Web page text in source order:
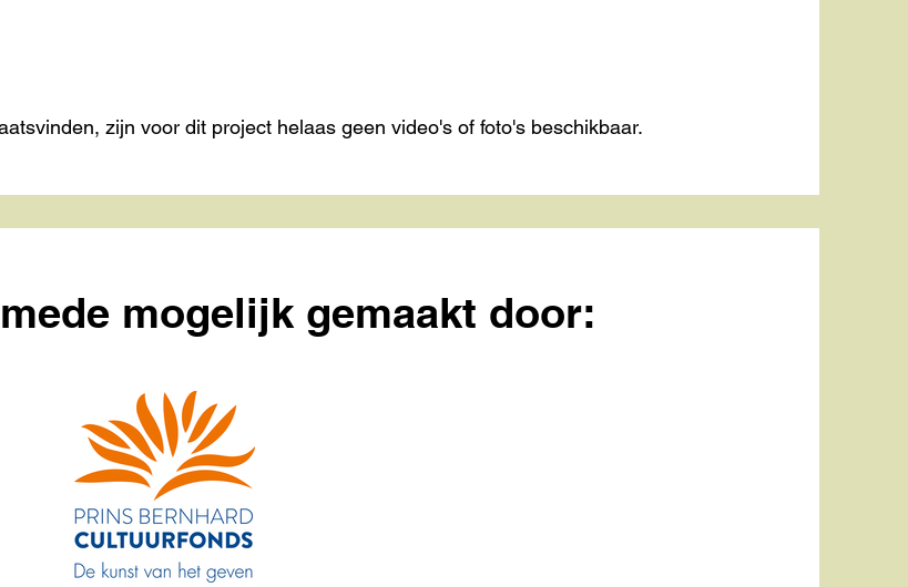
zijn voor dit project helaas geen video's of foto's beschikbaar.
mogelijk gemaakt door: